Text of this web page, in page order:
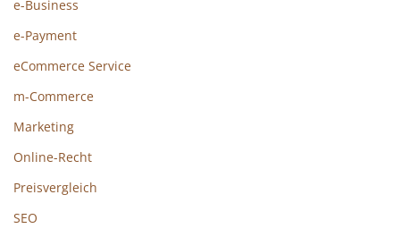
e-Business
e-Payment
eCommerce Service
m-Commerce
Marketing
Online-Recht
Preisvergleich
SEO